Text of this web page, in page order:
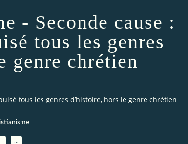
- Seconde cause :
tous les genres
genre chrétien
tous les genres d’histoire, hors le genre chrétien